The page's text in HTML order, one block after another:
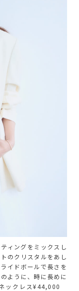
ィングをミックスし
のクリスタルをあし
イドボールで長さを
ように、時に長めに
ックレス¥44,000